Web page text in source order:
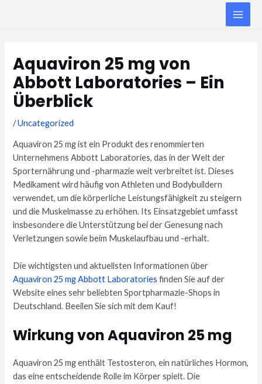
Aquaviron 25 mg von
Abbott Laboratories – Ein
Überblick
/Uncategorized
Aquaviron 25 mg ist ein Produkt des renommierten
Unternehmens Abbott Laboratories, das in der Welt der
Sporternährung und -pharmazie weit verbreitet ist. Dieses
Medikament wird häufig von Athleten und Bodybuildern
verwendet, um die körperliche Leistungsfähigkeit zu steigern
und die Muskelmasse zu erhöhen. Its Einsatzgebiet umfasst
insbesondere die Unterstützung bei der Genesung nach
Verletzungen sowie beim Muskelaufbau und -erhalt.
Die wichtigsten und aktuellsten Informationen über
Aquaviron 25 mg Abbott Laboratories finden Sie auf der
Website eines sehr beliebten Sportpharmazie-Shops in
Deutschland. Beeilen Sie sich mit dem Kauf!
Wirkung von Aquaviron 25 mg
Aquaviron 25 mg enthält Testosteron, ein natürliches Hormon,
das eine entscheidende Rolle im Körper spielt. Die